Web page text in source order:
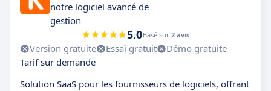
notre logiciel avancé de
gestion
5.0Basé sur 2 avis
Version gratuite Essai gratuit
Démo gratuite
Tarif sur demande
Solution SaaS pour les fournisseurs de logiciels, offrant